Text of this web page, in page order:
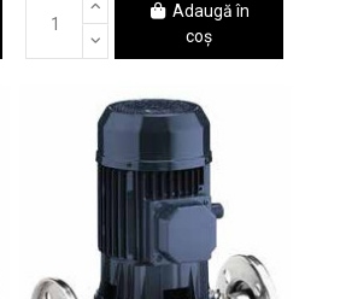
Adaugă în
coș